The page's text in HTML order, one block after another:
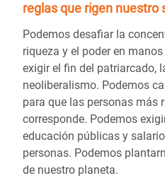
reglasque rigen nuestro
Podemos desafiar la
riqueza y el poder en
exigir el fin del patriarcado,
neoliberalismo. Podemos
para que las personas más
corresponde. Podemos
educación públicas y
personas. Podemos
de nuestro planeta.